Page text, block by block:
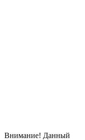
Внимание! Данный